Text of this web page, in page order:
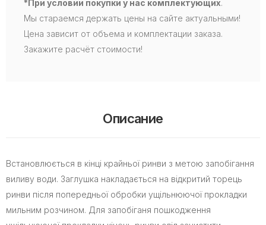
*При условии покупки у нас комплектующих.
Мы стараемся держать цены на сайте актуальными!
Цена зависит от объема и комплектации заказа.
Закажите расчёт стоимости!
Описание
Встановлюється в кінці крайньої ринви з метою запобігання
виливу води. Заглушка накладається на відкритий торець
ринви після попередньої обробки ущільнюючої прокладки
мильним розчином. Для запобіганя пошкодження